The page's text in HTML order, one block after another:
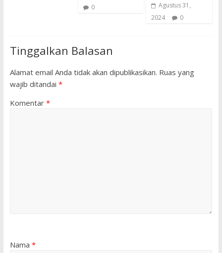
0
Agustus 31,
2024
0
Tinggalkan Balasan
Alamat email Anda tidak akan dipublikasikan. Ruas yang
wajib ditandai *
Komentar *
Nama *